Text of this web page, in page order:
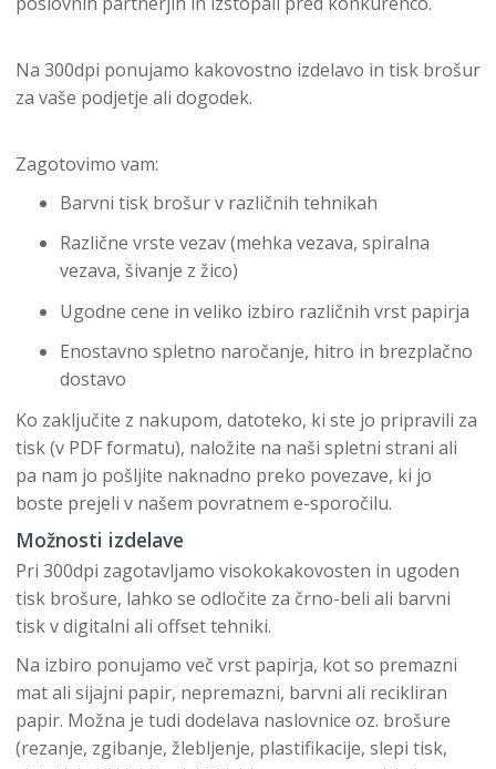
Na 300dpi ponujamo kakovostno izdelavo in tisk brošur
za vaše podjetje ali dogodek.
Zagotovimo vam:
Barvni tisk brošur v različnih tehnikah
Različne vrste vezav (mehka vezava, spiralna
vezava, šivanje z žico)
Ugodne cene in veliko izbiro različnih vrst papirja
Enostavno spletno naročanje, hitro in brezplačno
dostavo
Ko zaključite z nakupom, datoteko, ki ste jo pripravili za
tisk (v PDF formatu), naložite na naši spletni strani ali
pa nam jo pošljite naknadno preko povezave, ki jo
boste prejeli v našem povratnem e-sporočilu.
Možnosti izdelave
Pri 300dpi zagotavljamo visokokakovosten in ugoden
tisk brošure, lahko se odločite za črno-beli ali barvni
tisk v digitalni ali offset tehniki.
Na izbiro ponujamo več vrst papirja, kot so premazni
mat ali sijajni papir, nepremazni, barvni ali recikliran
papir. Možna je tudi dodelava naslovnice oz. brošure
(rezanje, zgibanje, žlebljenje, plastifikacije, slepi tisk,